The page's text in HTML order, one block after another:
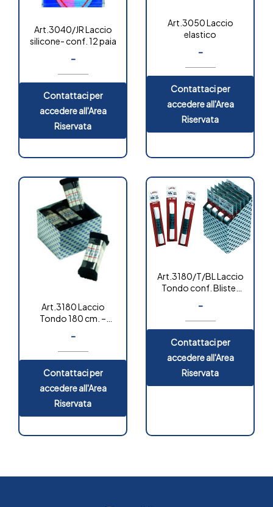
Art.3040/JR Laccio
silicone- conf. 12 paia
-
Contattaci per
accedere all'Area
Riservata
Art.3050 Laccio
elastico
-
Contattaci per
accedere all'Area
Riservata
Art.3180 Laccio
Tondo 180 cm. –
-
Contattaci per
accedere all'Area
Riservata
Art.3180/T/BL Laccio
Tondo conf. Blister
-
Contattaci per
accedere all'Area
Riservata